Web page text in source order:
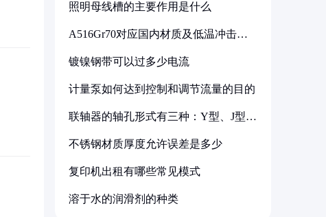
照明母线槽的主要作用是什么
A516Gr70对应国内材质及低温冲击要
镀镍钢带可以过多少电流
计量泵如何达到控制和调节流量的目的
联轴器的轴孔形式有三种：Y型、J型、
不锈钢材质厚度允许误差是多少
复印机出租有哪些常见模式
溶于水的润滑剂的种类